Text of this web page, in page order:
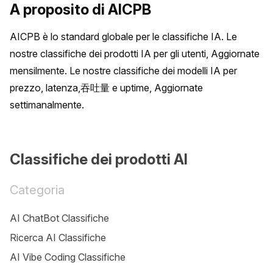
A proposito di AICPB
AICPB è lo standard globale per le classifiche IA. Le
nostre classifiche dei prodotti IA per gli utenti, Aggiornate
mensilmente. Le nostre classifiche dei modelli IA per
prezzo, latenza,吞吐量 e uptime, Aggiornate
settimanalmente.
Classifiche dei prodotti AI
Categoria
AI ChatBot Classifiche
Ricerca AI Classifiche
AI Vibe Coding Classifiche